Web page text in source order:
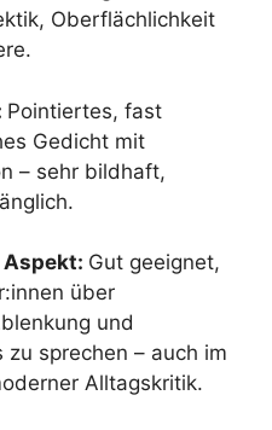
Oberflächlichkeit
Pointiertes, fast
Gedicht mit
– sehr bildhaft,
Gut geeignet,
über
und
zu sprechen – auch im
Alltagskritik.